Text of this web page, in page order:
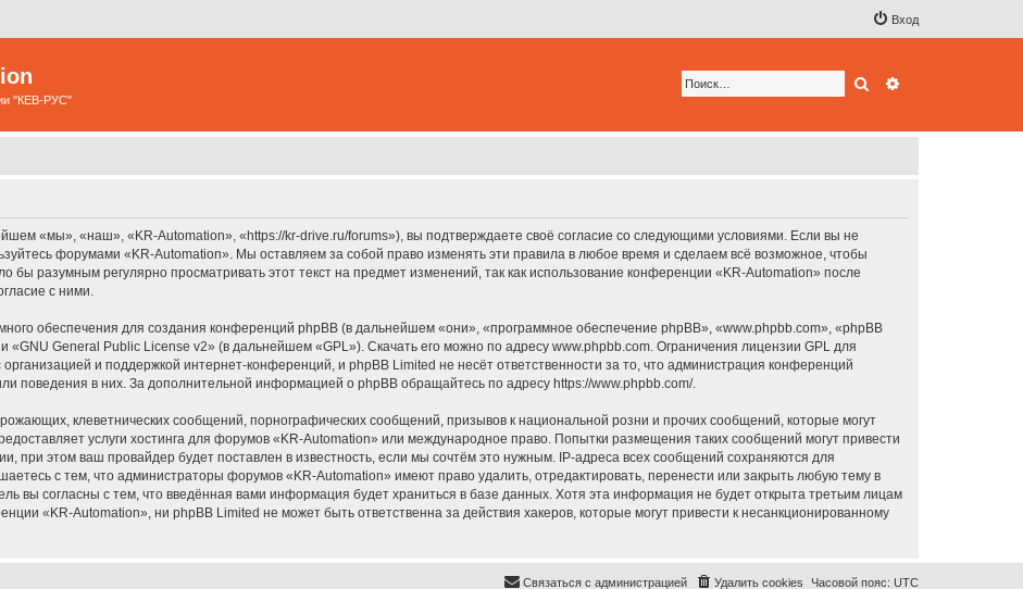
Вход
"КЕВ-РУС"
Поиск
«мы», «наш», «KR-Automation», «https://kr-drive.ru/forums»), вы подтверждаете своё согласие со следующими условиями. Если вы не
форумами «KR-Automation». Мы оставляем за собой право изменять эти правила в любое время и сделаем всё возможное, чтобы
бы разумным регулярно просматривать этот текст на предмет изменений, так как использование конференции «KR-Automation» после
с ними.
обеспечения для создания конференций phpBB (в дальнейшем «они», «программное обеспечение phpBB», «www.phpbb.com», «phpBB
«GNU General Public License v2» (в дальнейшем «GPL»). Скачать его можно по адресу www.phpbb.com . Ограничения лицензии GPL для
и поддержкой интернет-конференций, и phpBB Limited не несёт ответственности за то, что администрация конференций
поведения в них. За дополнительной информацией о phpBB обращайтесь по адресу https://www.phpbb.com/.
клеветнических сообщений, порнографических сообщений, призывов к национальной розни и прочих сообщений, которые могут
услуги хостинга для форумов «KR-Automation» или международное право. Попытки размещения таких сообщений могут привести
при этом ваш провайдер будет поставлен в известность, если мы сочтём это нужным. IP-адреса всех сообщений сохраняются для
с тем, что администраторы форумов «KR-Automation» имеют право удалить, отредактировать, перенести или закрыть любую тему в
вы согласны с тем, что введённая вами информация будет храниться в базе данных. Хотя эта информация не будет открыта третьим лицам
«KR-Automation», ни phpBB Limited не может быть ответственна за действия хакеров, которые могут привести к несанкционированному
Часовой пояс: UTC
Удалить cookies
Связаться с администрацией